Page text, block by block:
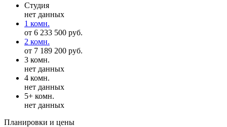
Студия
нет данных
1 комн.
от 6 233 500 руб.
2 комн.
от 7 189 200 руб.
3 комн.
нет данных
4 комн.
нет данных
5+ комн.
нет данных
Планировки и цены